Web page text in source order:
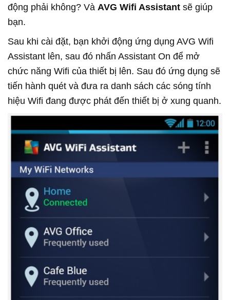
động phải không? Và AVG Wifi Assistant sẽ giúp
bạn.
Sau khi cài đặt, bạn khởi động ứng dụng AVG Wifi
Assistant lên, sau đó nhấn Assistant On để mở
chức năng Wifi của thiết bị lên. Sau đó ứng dụng sẽ
tiến hành quét và đưa ra danh sách các sóng tính
hiệu Wifi đang được phát đến thiết bị ở xung quanh.